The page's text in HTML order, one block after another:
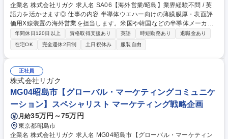
企業名 株式会社リガク 求人名 SA06【海外営業/昭島】業界経験不問 / 英
語力を活かせます◎ 仕事の内容 半導体ウエハー向けの薄膜膜厚・表面評
価用X線装置の海外営業を担当します。米国や韓国などの半導体メーカー
や製造装置メーカーへの直接販売および現地代理店の支援を通じ、事業拡
大を牽引する役割です。 【詳細】製品紹介、仕様打合せ、見積、受注や売
上管理など営業活動全般。必要に応じて代理店・顧客訪問、学会・展示会
等への出張(海外月0～1回程度)を行い、市場調査や販売戦略の立案・実行
も担います。 【教育】最初の半年から1年は国内営業として製品知識を深
め、先輩との同行OJTを通じて装置に慣れていただくため、海外営業未経
験でも安心です。 募集職種 SA06【海外営業/昭島】業界経験不問 / 英語力
を活かせます◎
年間休日120日以上 資格取得支援あり 英語 時短勤務あり
退職金あり
在宅OK
完全週休2日制 土日祝休み 服装自由
正社員
株式会社リガク
MG04昭島市【グローバル・マーケティングコミュニケ
ーション】スペシャリスト マーケティング戦略企画
月給35万円～75万円
東京都昭島市
企業名 株式会社リガク 求人名 MG04昭島市【グローバル・マーケティン